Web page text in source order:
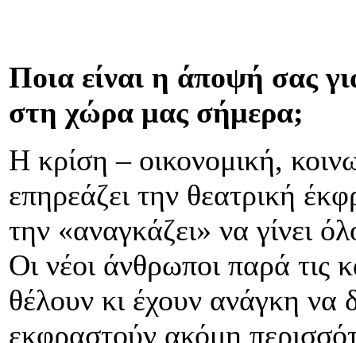
Ποια είναι η άποψή σας
στη χώρα μας σήμερα;
Η κρίση – οικονομική,
επηρεάζει την θεατρική
την «αναγκάζει» να γίνει
Οι νέοι άνθρωποι παρά τις
θέλουν κι έχουν ανάγκη να
εκφραστούν ακόμη